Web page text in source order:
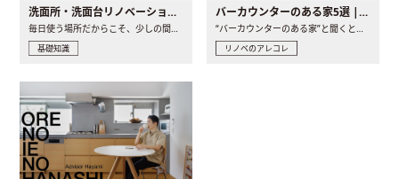
洗面所・洗面台リノベーションの事例と間取りアイデア
毎日使う場所だからこそ、少しの間取りの工夫や素材の選び方で..
基礎知識
バーカウンターのある家5選 | 日常に馴染む“距離の近い”キッチンとは
“バーカウンターのある家”と聞くと、少し特別な、大人のための..
リノベのアレコレ